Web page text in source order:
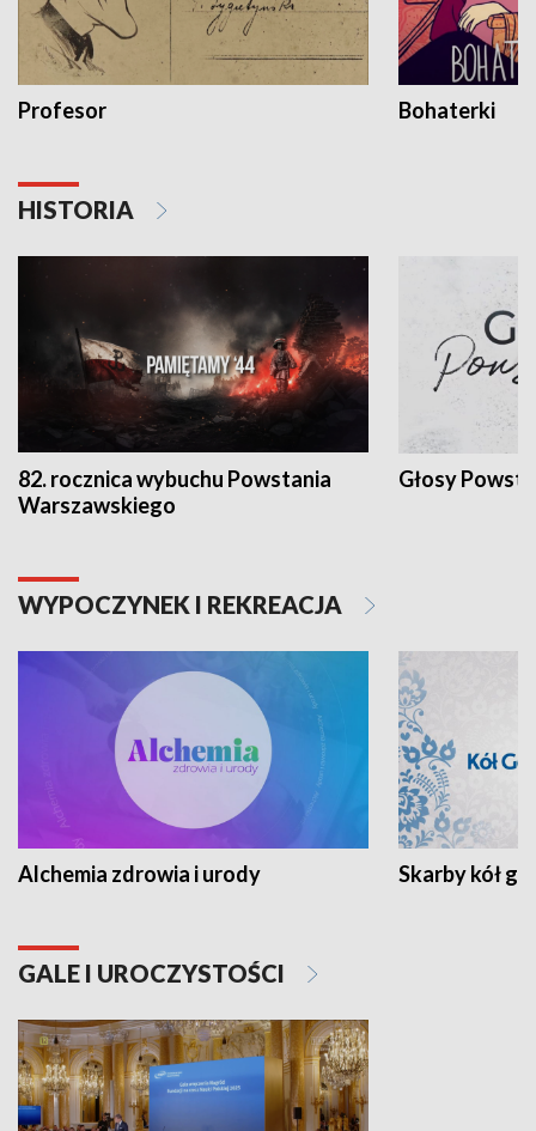
Profesor Bohaterki
HISTORIA
82. rocznica wybuchu Powstania
Warszawskiego
Głosy
WYPOCZYNEK I REKREACJA
Alchemia zdrowia i urody Skarby kół
GALE I UROCZYSTOŚCI